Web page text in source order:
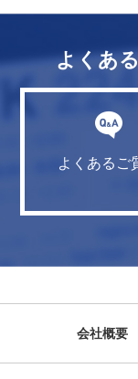
よくあ
よくあるご
会社概要